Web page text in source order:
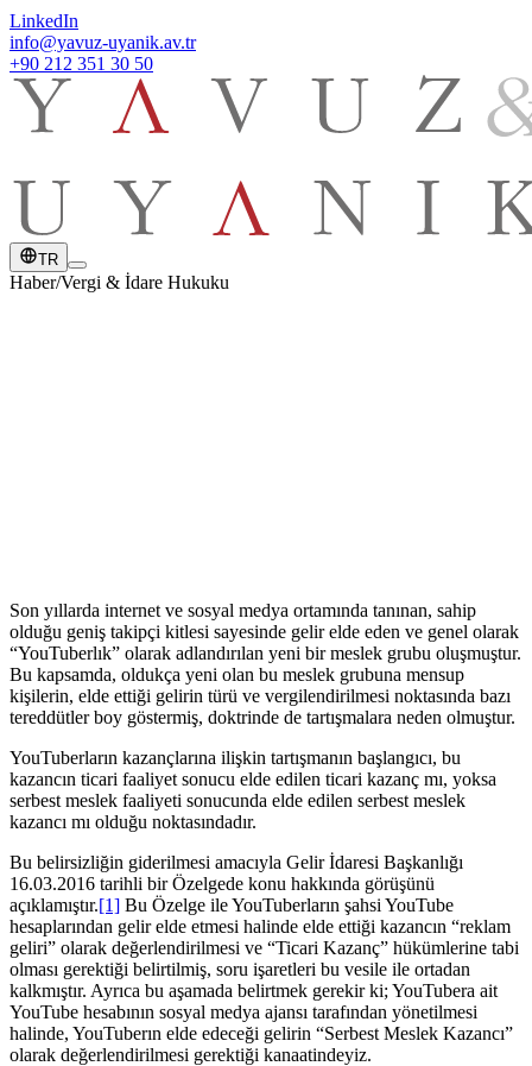
LinkedIn
info@yavuz-uyanik.av.tr
+90 212 351 30 50
TR
Haber/Vergi & İdare Hukuku
Son yıllarda internet ve sosyal medya ortamında tanınan, sahip
olduğu geniş takipçi kitlesi sayesinde gelir elde eden ve genel olarak
“YouTuberlık” olarak adlandırılan yeni bir meslek grubu oluşmuştur.
Bu kapsamda, oldukça yeni olan bu meslek grubuna mensup
kişilerin, elde ettiği gelirin türü ve vergilendirilmesi noktasında bazı
tereddütler boy göstermiş, doktrinde de tartışmalara neden olmuştur.
YouTuberların kazançlarına ilişkin tartışmanın başlangıcı, bu
kazancın ticari faaliyet sonucu elde edilen ticari kazanç mı, yoksa
serbest meslek faaliyeti sonucunda elde edilen serbest meslek
kazancı mı olduğu noktasındadır.
Bu belirsizliğin giderilmesi amacıyla Gelir İdaresi Başkanlığı
16.03.2016 tarihli bir Özelgede konu hakkında görüşünü
açıklamıştır.[1] Bu Özelge ile YouTuberların şahsi YouTube
hesaplarından gelir elde etmesi halinde elde ettiği kazancın “reklam
geliri” olarak değerlendirilmesi ve “Ticari Kazanç” hükümlerine tabi
olması gerektiği belirtilmiş, soru işaretleri bu vesile ile ortadan
kalkmıştır. Ayrıca bu aşamada belirtmek gerekir ki; YouTubera ait
YouTube hesabının sosyal medya ajansı tarafından yönetilmesi
halinde, YouTuberın elde edeceği gelirin “Serbest Meslek Kazancı”
olarak değerlendirilmesi gerektiği kanaatindeyiz.